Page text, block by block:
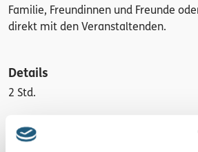
Familie, Freundinnen und Freunde
direkt mit den Veranstaltenden.
Details
2 Std.
Region
Blaues Band und Thüringer Meer